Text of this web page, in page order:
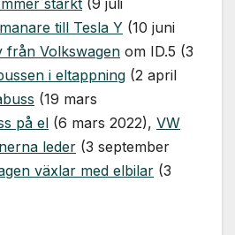
starkt (9 juli
till Tesla Y (10 juni
från Volkswagen om ID.5 (3
i eltappning (2 april
(19 mars
på el (6 mars 2022), VW
leder (3 september
växlar med elbilar (3